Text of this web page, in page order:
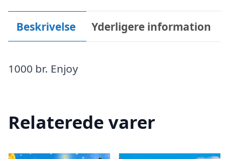
Beskrivelse Yderligere information
1000 br. Enjoy
Relaterede varer